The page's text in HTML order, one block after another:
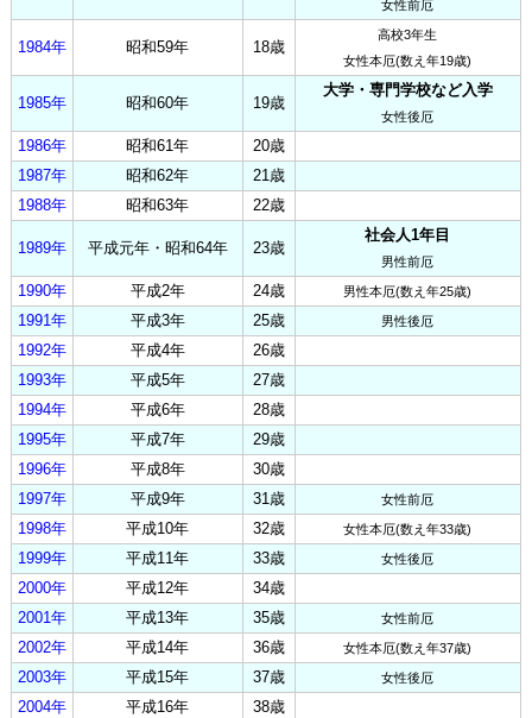
女性前厄
1984年 昭和59年 18歳
高校3年生
女性本厄(数え年19歳)
1985年 昭和60年 19歳
大学・専門学校など入学
女性後厄
1986年 昭和61年
20歳
1987年
昭和62年
21歳
1988年
昭和63年 22歳
1989年 平成元年・昭和64年 23歳
社会人1年目
男性前厄
1990年 平成2年 24歳 男性本厄(数え年25歳)
1991年 平成3年 25歳 男性後厄
1992年 平成4年
26歳
1993年
平成5年
27歳
1994年
平成6年
28歳
1995年
平成7年
29歳
1996年
平成8年
30歳
1997年
平成9年 31歳 女性前厄
1998年 平成10年 32歳 女性本厄(数え年33歳)
1999年 平成11年 33歳 女性後厄
2000年 平成12年
34歳
2001年
平成13年 35歳 女性前厄
2002年 平成14年 36歳 女性本厄(数え年37歳)
2003年 平成15年 37歳 女性後厄
2004年 平成16年
38歳